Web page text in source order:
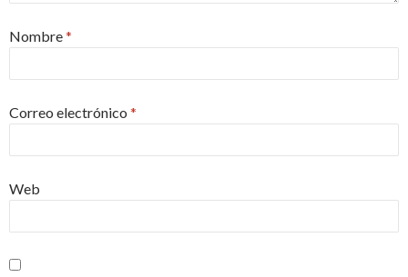
Nombre*
Correo electrónico *
Web